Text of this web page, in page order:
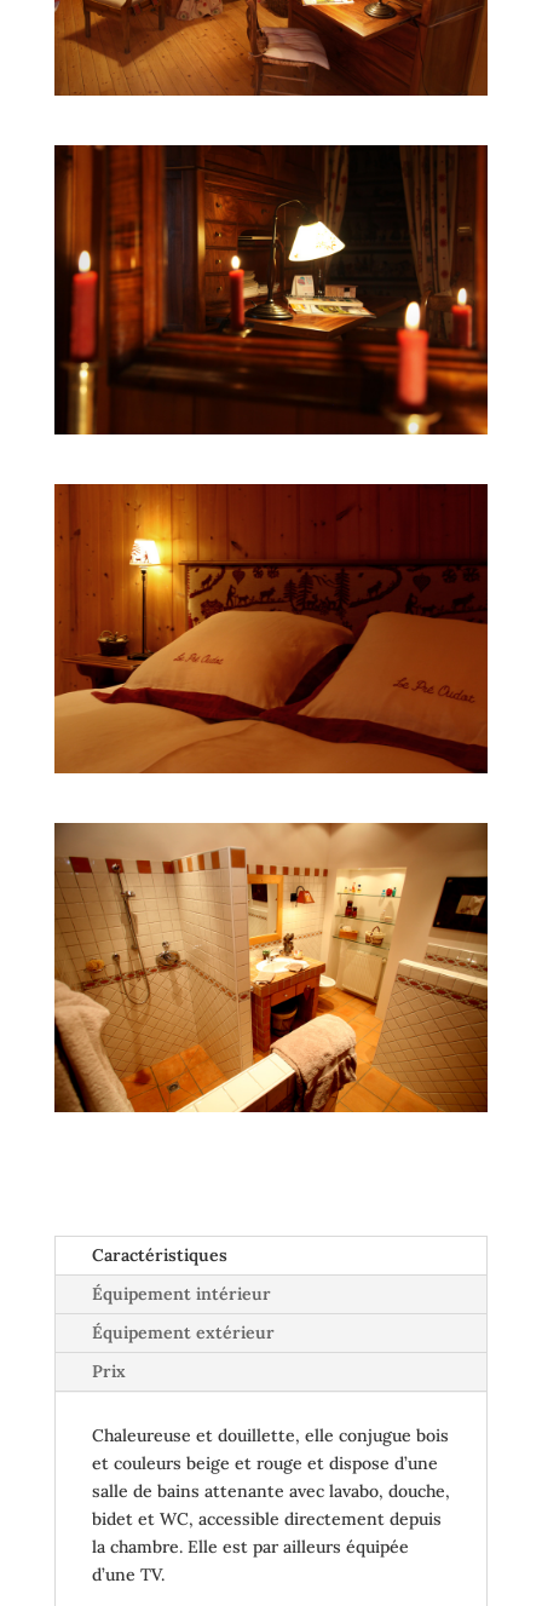
Caractéristiques
Équipement intérieur
Équipement extérieur
Prix
Chaleureuse et douillette, elle conjugue bois
et couleurs beige et rouge et dispose d’une
salle de bains attenante avec lavabo, douche,
bidet et WC, accessible directement depuis
la chambre. Elle est par ailleurs équipée
d’une TV.